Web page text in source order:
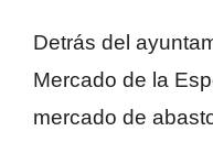
Detrás del
Mercado de la
mercado de